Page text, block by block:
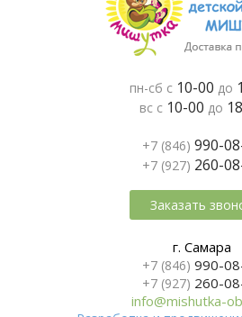
пн-сб с 10-00 до
вс с 10-00 до
+7 (846) 990-
+7 (927) 260-
Заказать
г. Самара
+7 (846) 990-
+7 (927) 260-
info@mishutka-